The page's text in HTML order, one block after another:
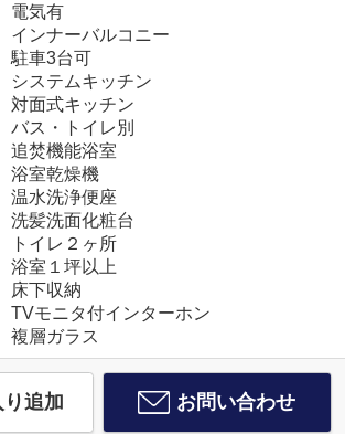
電気有
インナーバルコニー
駐車3台可
システムキッチン
対面式キッチン
バス・トイレ別
追焚機能浴室
浴室乾燥機
温水洗浄便座
洗髪洗面化粧台
トイレ２ヶ所
浴室１坪以上
床下収納
TVモニタ付インターホン
複層ガラス
追加 お問い合わせ